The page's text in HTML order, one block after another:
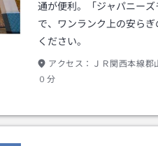
通が便利。「ジャパニー
で、ワンランク上の安ら
ください。
アクセス：
ＪＲ関西本線
０分